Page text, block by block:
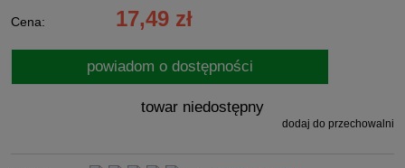
Cena: 17,49 zł
powiadom o dostępności
towar niedostępny
dodaj do przechowalni